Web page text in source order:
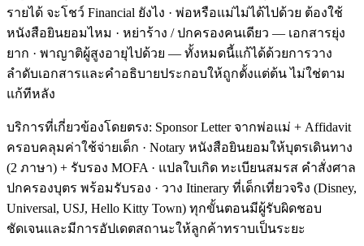
รายได้ จะโชว์ Financial ยังไง · พ่อหรือแม่ไม่ได้ไปด้วย ต้องใช้
หนังสือยินยอมไหม · หย่าร้าง / ปกครองคนเดียว — เอกสารยุ่ง
ยาก · พาญาติผู้สูงอายุไปด้วย — ทั้งหมดนี้แก้ได้ด้วยการวาง
ลำดับเอกสารและคำอธิบายประกอบให้ถูกตั้งแต่ต้น ไม่ใช่ตาม
แก้ทีหลัง
บริการที่เกี่ยวข้องโดยตรง: Sponsor Letter จากพ่อแม่ + Affidavit
ครอบคลุมค่าใช้จ่ายเด็ก · Notary หนังสือยินยอมให้บุตรเดินทาง
(2 ภาษา) + รับรอง MOFA · แปลใบเกิด ทะเบียนสมรส คำสั่งศาล
ปกครองบุตร พร้อมรับรอง · วาง Itinerary ที่เด็กเที่ยวจริง (Disney,
Universal, USJ, Hello Kitty Town) ทุกขั้นตอนมีผู้รับผิดชอบ
ชัดเจนและมีการอัปเดตสถานะให้ลูกค้าทราบเป็นระยะ